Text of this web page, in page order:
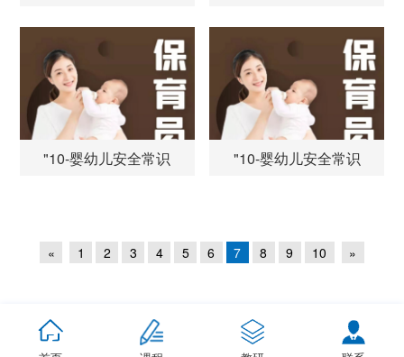
"10-婴幼儿安全常识 "10-婴幼儿安全常识
« 1 2 3 4 5 6 7 8 9 10 »